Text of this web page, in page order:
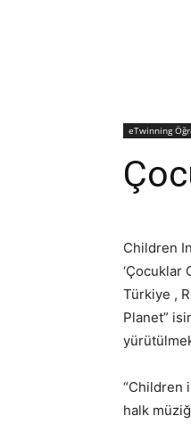
eTwinning
Children
‘Çocuklar
Türkiye ,
Planet”
“Children
halk